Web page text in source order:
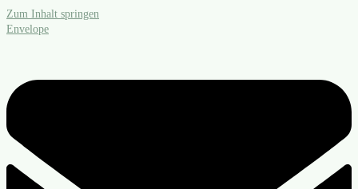
Zum Inhalt springen
Envelope